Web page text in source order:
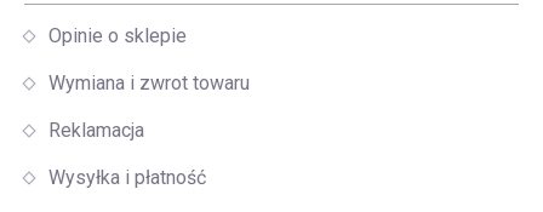
Opinie o sklepie
Wymiana i zwrot towaru
Reklamacja
Wysyłka i płatność